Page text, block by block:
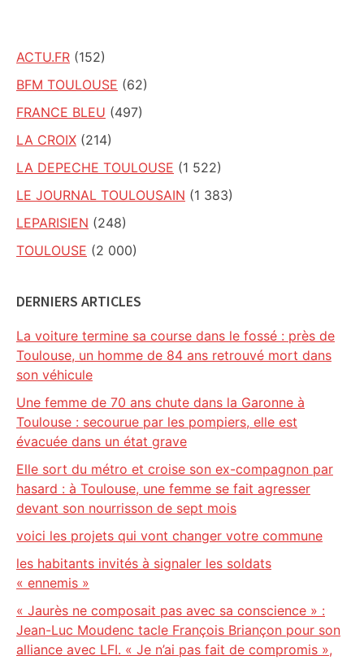
ACTU.FR (152)
BFM TOULOUSE (62)
FRANCE BLEU (497)
LA CROIX (214)
LA DEPECHE TOULOUSE (1 522)
LE JOURNAL TOULOUSAIN (1 383)
LEPARISIEN (248)
TOULOUSE (2 000)
DERNIERS ARTICLES
La voiture termine sa course dans le fossé : près de
Toulouse, un homme de 84 ans retrouvé mort dans
son véhicule
Une femme de 70 ans chute dans la Garonne à
Toulouse : secourue par les pompiers, elle est
évacuée dans un état grave
Elle sort du métro et croise son ex-compagnon par
hasard : à Toulouse, une femme se fait agresser
devant son nourrisson de sept mois
voici les projets qui vont changer votre commune
les habitants invités à signaler les soldats
« ennemis »
« Jaurès ne composait pas avec sa conscience » :
Jean-Luc Moudenc tacle François Briançon pour son
alliance avec LFI. « Je n’ai pas fait de compromis »,